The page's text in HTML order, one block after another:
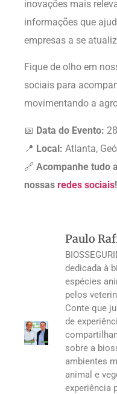
inovações mais
informações que
empresas a se
Fique de olho em
sociais para
movimentando a
📅 Data do Evento:
📍 Local: Atlanta,
🔗 Acompanhe tudo
nossas redes sociais!
Paulo
dedicada à
espécies
pelos
Conte que
de
sobre a
ambientes
animal e
experiência